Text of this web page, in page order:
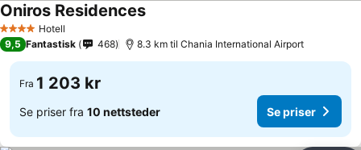
4 StjernerHotell
Oniros ResidencesSe priser
9,5 Fantastisk 468 8.3 km til Chania International Airport
Fra 1 203 kr
Se priser fra 10 nettsteder Se priser